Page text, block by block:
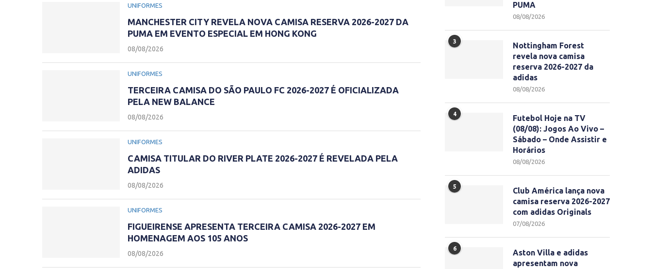
UNIFORMES
MANCHESTER CITY REVELA NOVA CAMISA RESERVA 2026-2027 DA
PUMA EM EVENTO ESPECIAL EM HONG KONG
08/08/2026
UNIFORMES
TERCEIRA CAMISA DO SÃO PAULO FC 2026-2027 É OFICIALIZADA
PELA NEW BALANCE
08/08/2026
UNIFORMES
CAMISA TITULAR DO RIVER PLATE 2026-2027 É REVELADA PELA
ADIDAS
08/08/2026
UNIFORMES
FIGUEIRENSE APRESENTA TERCEIRA CAMISA 2026-2027 EM
HOMENAGEM AOS 105 ANOS
08/08/2026
PUMA
08/08/2026
3
Nottingham Forest
revela nova camisa
reserva 2026-2027 da
adidas
08/08/2026
4
Futebol Hoje na TV
(08/08): Jogos Ao Vivo –
Sábado – Onde Assistir e
Horários
08/08/2026
5
Club América lança nova
camisa reserva 2026-2027
com adidas Originals
07/08/2026
6
Aston Villa e adidas
apresentam nova